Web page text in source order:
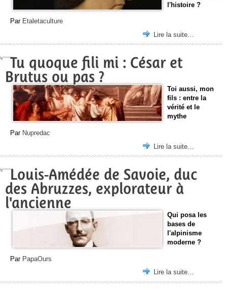
l'histoire ?
Par Etaletaculture
Lire la suite…
Tu quoque fili mi : César et
Brutus ou pas ?
Toi aussi, mon
fils : entre la
vérité et le
mythe
Par Nupredac
Lire la suite…
Louis-Amédée de Savoie, duc
des Abruzzes, explorateur à
l'ancienne
Qui posa les
bases de
l'alpinisme
moderne ?
Par PapaOurs
Lire la suite…